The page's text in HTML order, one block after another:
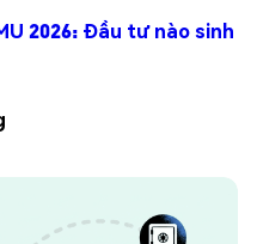
2026: Đầu tư nào sinh